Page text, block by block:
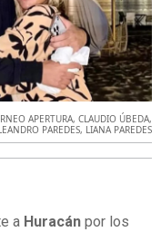
APERTURA, CLAUDIO ÚBEDA,
PAREDES, LIANA PAREDES
a Huracán por los